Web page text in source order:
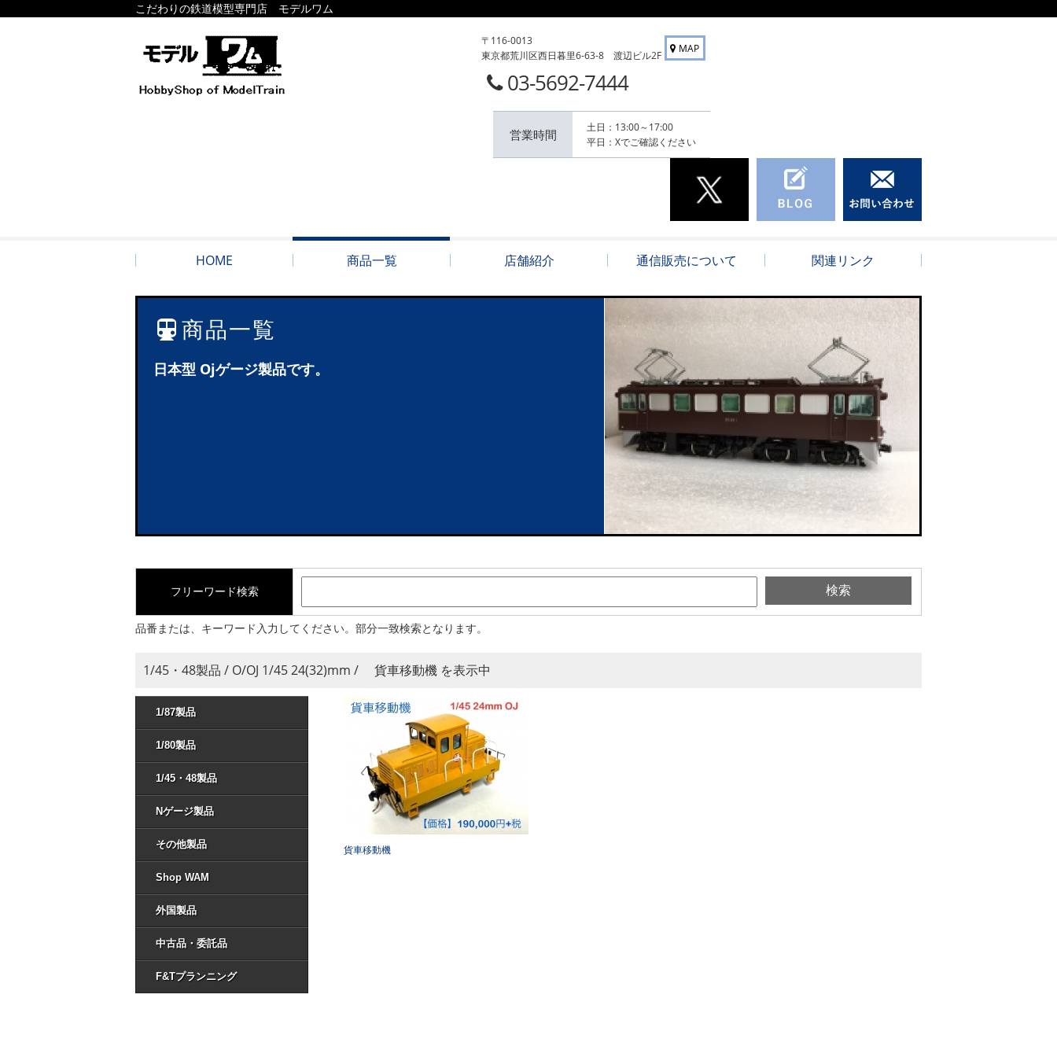
こだわりの鉄道模型専門店 モデルワム
MAP
〒116-0013
東京都荒川区西日暮里6-63-8 渡辺ビル2F
03-5692-7444
営業時間
土日：13:00～17:00
平日：Xでご確認ください
HOME 商品一覧 店舗紹介 通信販売について 関連リンク
商品一覧
日本型 Ojゲージ製品です。
フリーワード検索
品番または、キーワード入力してください。部分一致検索となります。
1/45・48製品 / O/OJ 1/45 24(32)mm / 貨車移動機 を表示中
1/87製品
1/80製品
1/45・48製品
Nゲージ製品
その他製品
Shop WAM
外国製品
中古品・委託品
F&Tプランニング
貨車移動機